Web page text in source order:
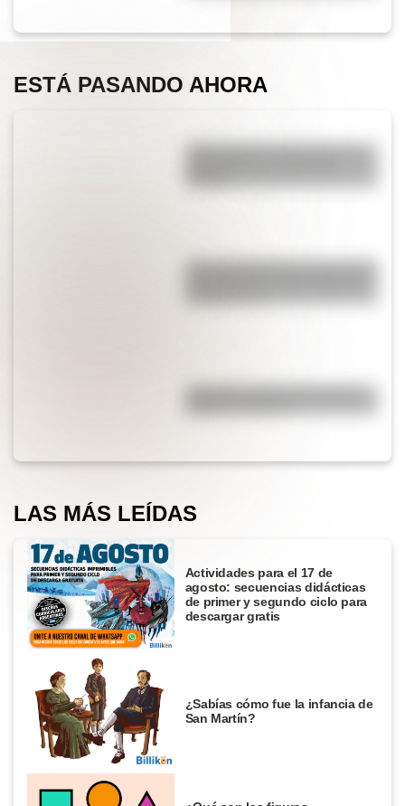
ESTÁ PASANDO AHORA
¿Qué significa SOS y cómo se
¿Por qué Mendoza es una de las
de Argentina?
¿Por qué el piano tiene teclas
LAS MÁS LEÍDAS
Actividades para el 17 de
agosto: secuencias didácticas
de primer y segundo ciclo para
descargar gratis
¿Sabías cómo fue la infancia de
San Martín?